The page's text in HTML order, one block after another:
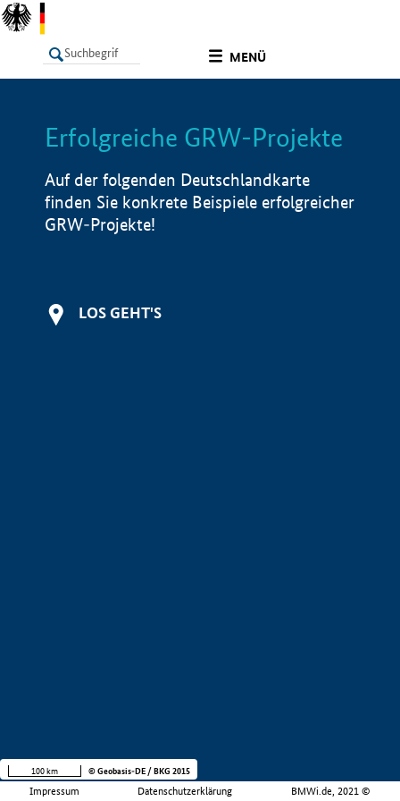
MENÜ
LISTE Info
Erfolgreiche GRW-Projekte
Auf der folgenden Deutschlandkarte
finden Sie konkrete Beispiele erfolgreicher
GRW-Projekte!
LOS GEHT'S
Impressum Datenschutzerklärung BMWi.de, 2021 ©
100 km © Geobasis-DE / BKG 2015